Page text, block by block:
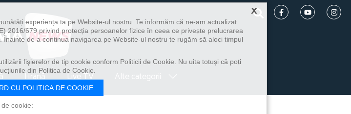
Hrană Live TV
×
experiența ta pe Website-ul nostru. Te informăm că ne-am actualizat
2016/679 privind protecția persoanelor fizice în ceea ce privește prelucrarea
de a continua navigarea pe Website-ul nostru te rugăm să aloci timpul
fişierelor de tip cookie conform Politicii de Cookie. Nu uita totuși că poți
din Politica de Cookie.
CU POLITICA DE COOKIE
cookie: